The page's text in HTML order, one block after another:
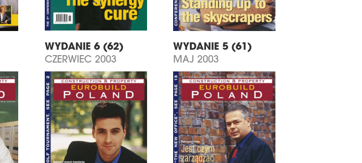
WYDANIE 6 (62)
CZERWIEC 2003
WYDANIE 5 (61)
MAJ 2003